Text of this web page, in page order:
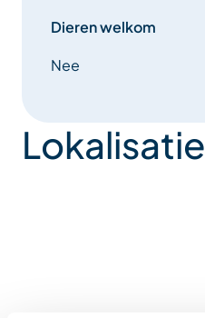
Dieren welkom
Nee
Lokalisatie